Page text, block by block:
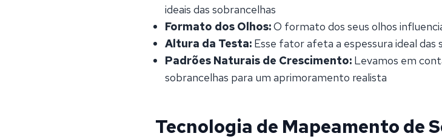
ideais das sobrancelhas
Formato dos Olhos:O formato dos seus olhos
Altura da Testa: Esse fator afeta a espessura ideal das
Padrões Naturais de Crescimento: Levamos em
sobrancelhas para um aprimoramento realista
Tecnologia de Mapeamento de